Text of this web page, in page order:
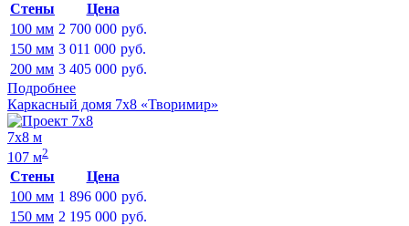
Стены
Цена
100 мм 2 700 000 руб.
150 мм 3 011 000 руб.
200 мм 3 405 000 руб.
Подробнее
Каркасный домя 7х8 «Творимир»
7х8 м
107 м2
Стены
Цена
100 мм 1 896 000 руб.
150 мм 2 195 000 руб.